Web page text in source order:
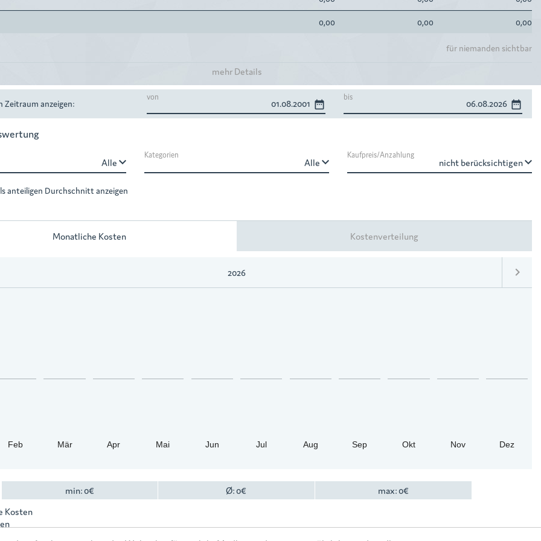
0,00 0,00 0,00
für niemanden sichtbar
mehr Details
Zeitraum anzeigen: date_range
von
date_range
bis
keyboard_arrow_down
Kategorien
keyboard_arrow_down
Kaufpreis/Anzahlung
keyboard_arrow_down
anteiligen Durchschnitt anzeigen
Monatliche Kosten Kostenverteilung
2026 keyboard_arrow_right
Feb Mär Apr Mai Jun Jul Aug Sep Okt Nov Dez
min:0€ Ø:0€ max:0€
Kosten